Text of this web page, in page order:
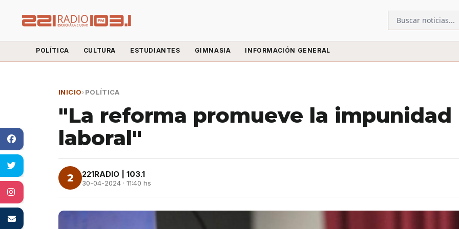
POLÍTICA CULTURA ESTUDIANTES GIMNASIA INFORMACIÓN GENERAL
INICIO›POLÍTICA
"La reforma promueve la impunidad
laboral"
2 221RADIO | 103.1
30-04-2024 · 11:40 hs